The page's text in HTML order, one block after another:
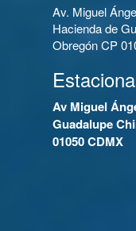
Av. Miguel
Hacienda de
Obregón CP
Av Miguel
Guadalupe
01050 CDMX